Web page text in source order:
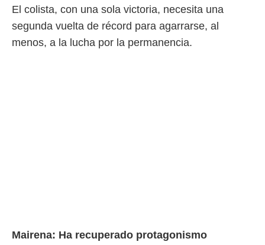
de
de
de
El colista, con una sola victoria, necesita una
segunda vuelta de récord para agarrarse, al
menos, a la lucha por la permanencia.
Mairena: Ha recuperado protagonismo